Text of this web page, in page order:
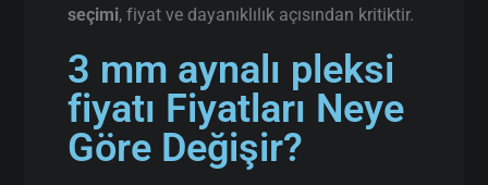
seçimi, fiyat ve dayanıklılık açısından kritiktir.
3 mm aynalı pleksi
fiyatı Fiyatları Neye
Göre Değişir?